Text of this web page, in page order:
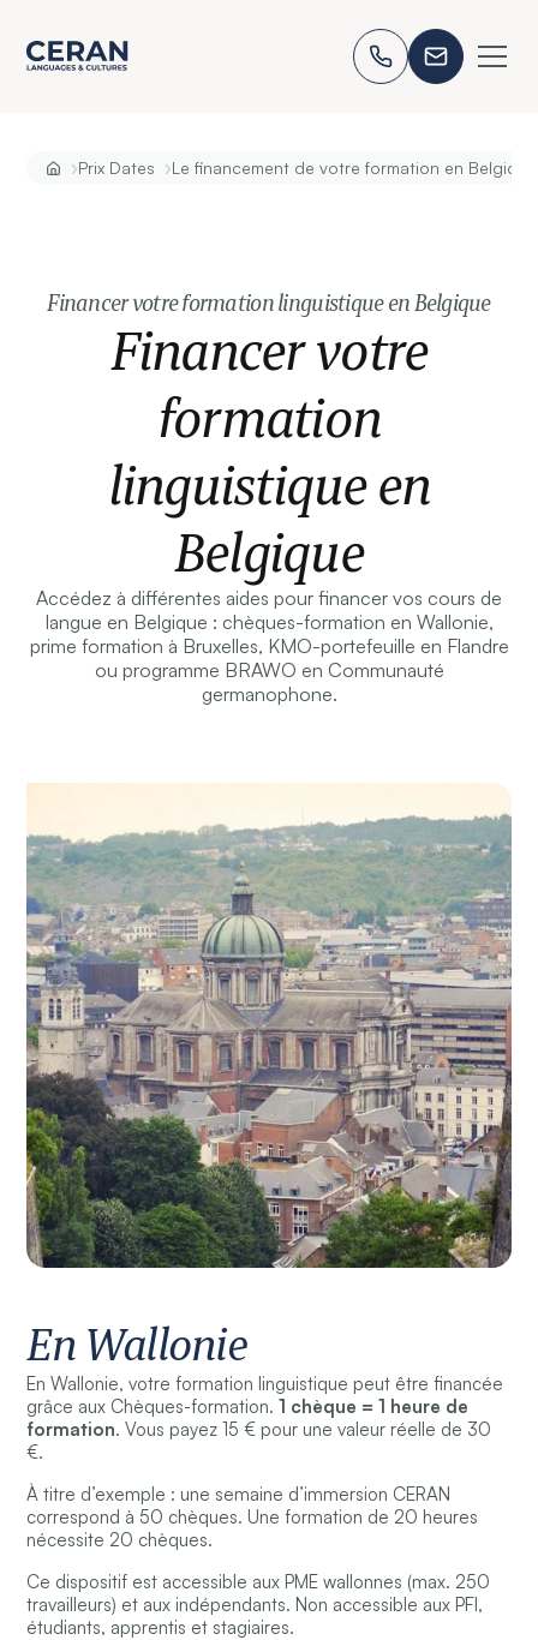
›Prix Dates ›Le financement de votre formation en Belgique
Financer votre formation linguistique en Belgique
Financer votre
formation
linguistique en
Belgique
Accédez à différentes aides pour financer vos cours de
langue en Belgique : chèques-formation en Wallonie,
prime formation à Bruxelles, KMO-portefeuille en Flandre
ou programme BRAWO en Communauté
germanophone.
En Wallonie
En Wallonie, votre formation linguistique peut être financée
grâce aux Chèques-formation.1 chèque = 1 heure de
formation. Vous payez 15 € pour une valeur réelle de 30
€.
À titre d’exemple : une semaine d’immersion CERAN
correspond à 50 chèques. Une formation de 20 heures
nécessite 20 chèques.
Ce dispositif est accessible aux PME wallonnes (max. 250
travailleurs) et aux indépendants. Non accessible aux PFI,
étudiants, apprentis et stagiaires.